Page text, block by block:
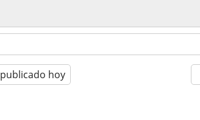
publicado hoy